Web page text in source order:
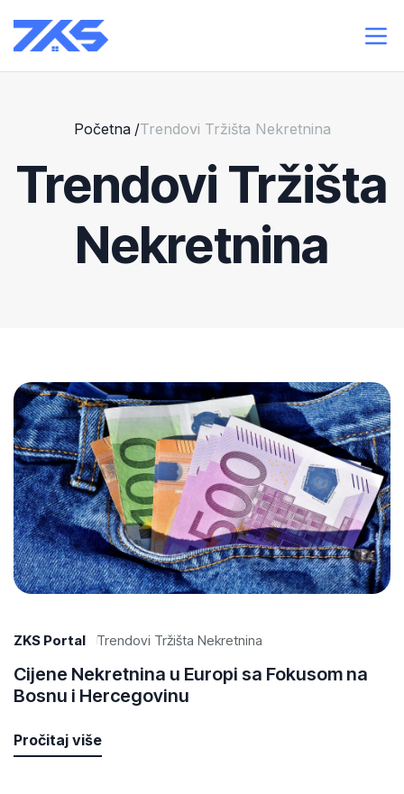
Početna /Trendovi Tržišta Nekretnina
Trendovi Tržišta
Nekretnina
ZKS Portal Trendovi Tržišta Nekretnina
Cijene Nekretnina u Europi sa Fokusom na
Bosnu i Hercegovinu
Pročitaj više